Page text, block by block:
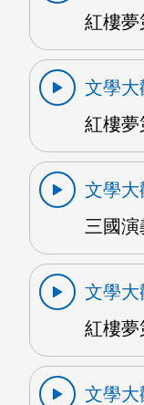
紅樓夢
文學大
紅樓夢
文學大
三國
文學大
紅樓夢
文學大